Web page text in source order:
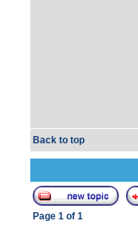
Back to top
Page 1 of 1